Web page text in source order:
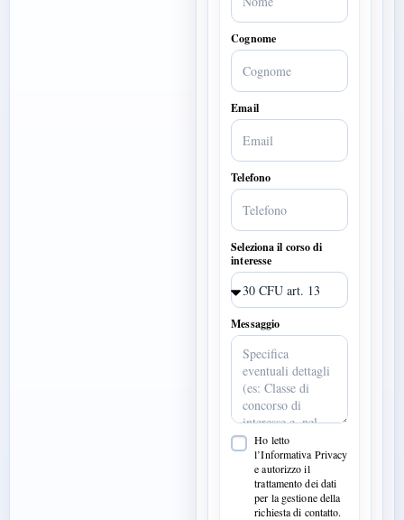
Cognome
Email
Telefono
Seleziona il corso di
interesse
Messaggio
Ho letto
l’Informativa Privacy
e autorizzo il
trattamento dei dati
per la gestione della
richiesta di contatto.